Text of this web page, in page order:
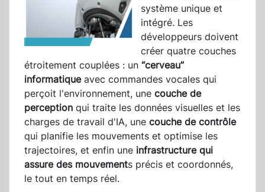
système unique et
intégré. Les
développeurs doivent
créer quatre couches
étroitement couplées : un “cerveau”
informatique avec commandes vocales qui
perçoit l'environnement, une couche de
perception qui traite les données visuelles et les
charges de travail d'IA, une couche de contrôle
qui planifie les mouvements et optimise les
trajectoires, et enfin une infrastructure qui
assure des mouvements précis et coordonnés,
le tout en temps réel.